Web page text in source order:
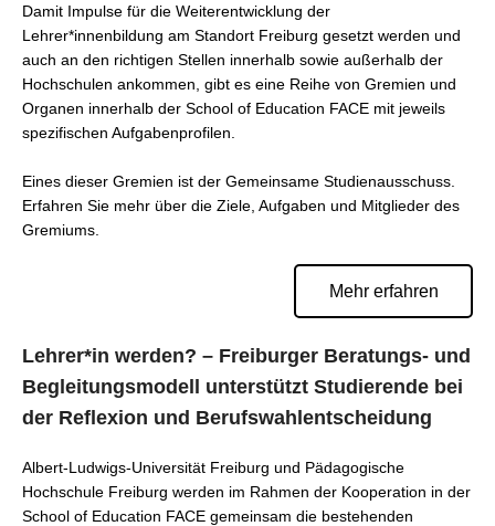
Damit Impulse für die Weiterentwicklung der
Lehrer*innenbildung am Standort Freiburg gesetzt werden und
auch an den richtigen Stellen innerhalb sowie außerhalb der
Hochschulen ankommen, gibt es eine Reihe von Gremien und
Organen innerhalb der School of Education FACE mit jeweils
spezifischen Aufgabenprofilen.
Eines dieser Gremien ist der Gemeinsame Studienausschuss.
Erfahren Sie mehr über die Ziele, Aufgaben und Mitglieder des
Gremiums.
Mehr erfahren
Lehrer*in werden? – Freiburger Beratungs- und
Begleitungsmodell unterstützt Studierende bei
der Reflexion und Berufswahlentscheidung
Albert-Ludwigs-Universität Freiburg und Pädagogische
Hochschule Freiburg werden im Rahmen der Kooperation in der
School of Education FACE gemeinsam die bestehenden